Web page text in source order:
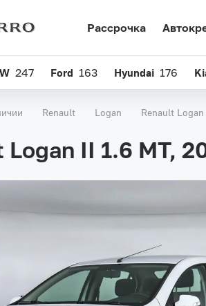
Рассрочка
247 Ford 163 Hyundai 176
Renault Logan Renault
Logan II 1.6 MT,